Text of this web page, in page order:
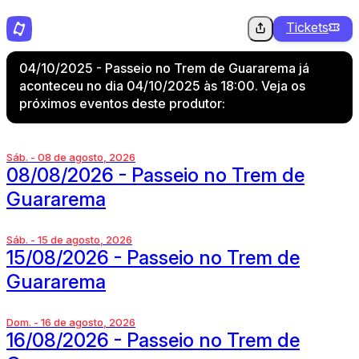
Tickets
04/10/2025 - Passeio no Trem de Guararema já
aconteceu no dia 04/10/2025 às 18:00. Veja os
próximos eventos deste produtor:
Sáb. - 08 de agosto, 2026
08/08/2026 - Passeio no Trem de
Guararema
Sáb. - 15 de agosto, 2026
15/08/2026 - Passeio no Trem de
Guararema
Dom. - 16 de agosto, 2026
16/08/2026 - Passeio no Trem de